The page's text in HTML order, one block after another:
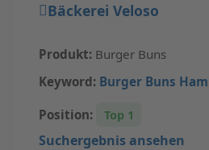
Bäckerei Veloso
Produkt: Burger Buns
Keyword: Burger Buns
Position: Top 1
Suchergebnis ansehen